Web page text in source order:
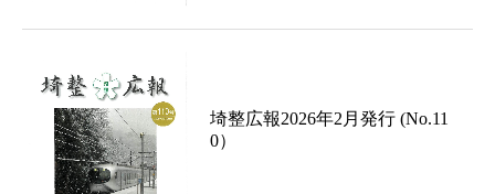
埼整広報2026年2月発行 (No.11
0）